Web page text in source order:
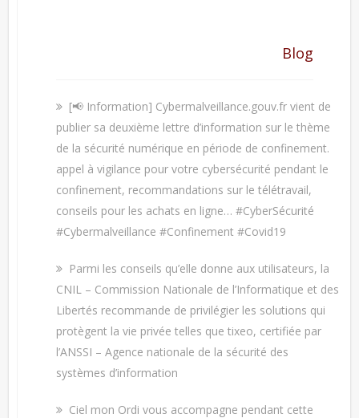
Blog
[📢 Information] Cybermalveillance.gouv.fr vient de
publier sa deuxième lettre d’information sur le thème
de la sécurité numérique en période de confinement.
appel à vigilance pour votre cybersécurité pendant le
confinement, recommandations sur le télétravail,
conseils pour les achats en ligne… #CyberSécurité
#Cybermalveillance #Confinement #Covid19
Parmi les conseils qu’elle donne aux utilisateurs, la
CNIL – Commission Nationale de l’Informatique et des
Libertés recommande de privilégier les solutions qui
protègent la vie privée telles que tixeo, certifiée par
l’ANSSI – Agence nationale de la sécurité des
systèmes d’information
Ciel mon Ordi vous accompagne pendant cette